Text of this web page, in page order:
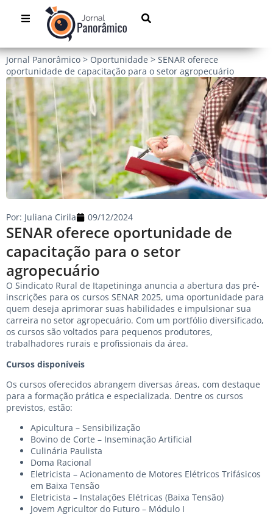
Jornal Panorâmico > Oportunidade > SENAR oferece
oportunidade de capacitação para o setor agropecuário
SENAR oferece oportunidade de
capacitação para o setor
agropecuário
Por: Juliana Cirila 09/12/2024
O Sindicato Rural de Itapetininga anuncia a abertura das pré-
inscrições para os cursos SENAR 2025, uma oportunidade para
quem deseja aprimorar suas habilidades e impulsionar sua
carreira no setor agropecuário. Com um portfólio diversificado,
os cursos são voltados para pequenos produtores,
trabalhadores rurais e profissionais da área.
Cursos disponíveis
Os cursos oferecidos abrangem diversas áreas, com destaque
para a formação prática e especializada. Dentre os cursos
previstos, estão:
Apicultura – Sensibilização
Bovino de Corte – Inseminação Artificial
Culinária Paulista
Doma Racional
Eletricista – Acionamento de Motores Elétricos Trifásicos
em Baixa Tensão
Eletricista – Instalações Elétricas (Baixa Tensão)
Jovem Agricultor do Futuro – Módulo I